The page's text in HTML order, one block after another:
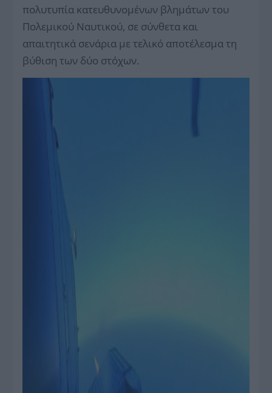
πολυτυπία κατευθυνομένων βλημάτων του
Πολεμικού Ναυτικού, σε σύνθετα και
απαιτητικά σενάρια με τελικό αποτέλεσμα τη
βύθιση των δύο στόχων.